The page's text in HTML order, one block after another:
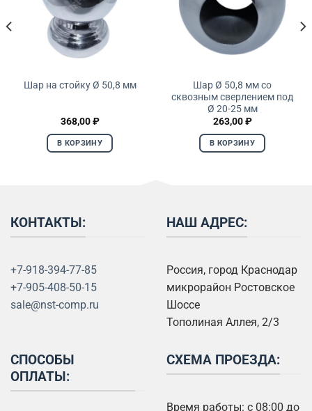
Шар на стойку Ø 50,8 мм
368,00₽
В КОРЗИНУ
Шар Ø 50,8 мм со
сквозным сверлением под
Ø 20-25 мм
263,00₽
В КОРЗИНУ
КОНТАКТЫ:
+7-918-394-77-85
+7-905-408-50-15
sale@nst-comp.ru
НАШ АДРЕС:
Россия, город Краснодар
микрорайон Ростовское
Шоссе
Тополиная Аллея, 2/3
СПОСОБЫ
ОПЛАТЫ:
СХЕМА ПРОЕЗДА:
Время работы: с 08:00 до